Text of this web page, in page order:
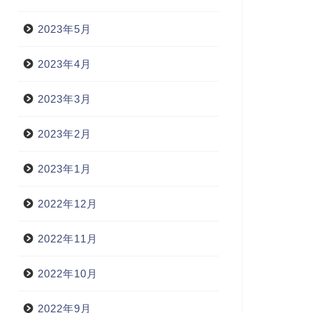
2023年5月
2023年4月
2023年3月
2023年2月
2023年1月
2022年12月
2022年11月
2022年10月
2022年9月